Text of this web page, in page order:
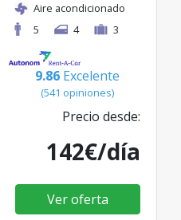
Aire acondicionado
5
4 3
9.86 Excelente
(541 opiniones)
Precio desde:
142€/día
Ver oferta